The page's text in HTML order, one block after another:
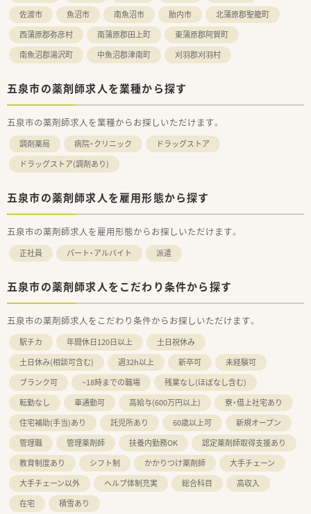
佐渡市 魚沼市 南魚沼市 胎内市
北蒲原郡聖籠町
西蒲原郡弥彦村
南蒲原郡田上町
東蒲原郡阿賀町
南魚沼郡湯沢町
中魚沼郡津南町 刈羽郡刈羽村
五泉市の薬剤師求人を業種から探す
五泉市の薬剤師求人を業種からお探しいただけます。
調剤薬局 病院・クリニック
ドラッグストア
ドラッグストア(調剤あり)
五泉市の薬剤師求人を雇用形態から探す
五泉市の薬剤師求人を雇用形態からお探しいただけます。
正社員 パート・アルバイト 派遣
五泉市の薬剤師求人をこだわり条件から探す
五泉市の薬剤師求人をこだわり条件からお探しいただけます。
駅チカ 年間休日120日以上
土日祝休み
土日休み(相談可含む)
週32h以上 新卒可
未経験可
ブランク可
~18時までの職場
残業なし(ほぼなし含む)
転勤なし
車通勤可 高給与(600万円以上)
寮・借上社宅あり
住宅補助(手当)あり
託児所あり 60歳以上可
新規オープン
管理職
管理薬剤師 扶養内勤務OK
認定薬剤師取得支援あり
教育制度あり
シフト制 かかりつけ薬剤師
大手チェーン
大手チェーン以外
ヘルプ体制充実 総合科目
高収入
在宅
積雪あり